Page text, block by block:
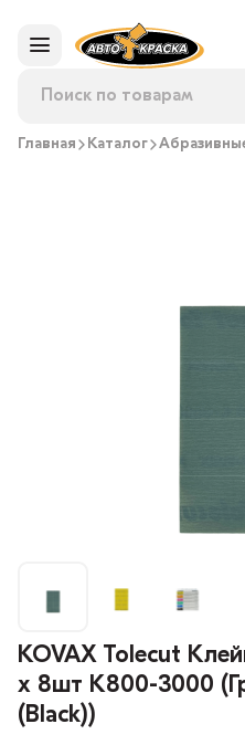
Главная Каталог
KOVAX Tolecut
x 8шт K800-3000
(Black))